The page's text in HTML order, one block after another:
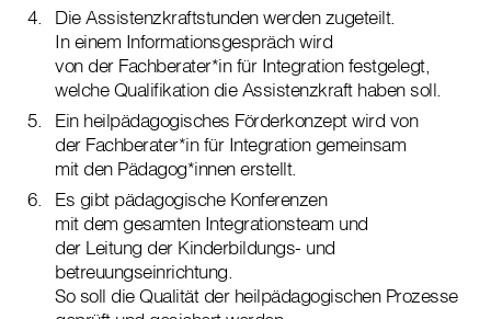
Die Assistenzkraftstunden werden zugeteilt.
In einem Informationsgespräch wird
von der Fachberater*in für Integration festgelegt,
welche Qualifikation die Assistenzkraft haben soll.
Ein heilpädagogisches Förderkonzept wird von
der Fachberater*in für Integration gemeinsam
mit den Pädagog*innen erstellt.
Es gibt pädagogische Konferenzen
mit dem gesamten Integrationsteam und
der Leitung der Kinderbildungs- und
betreuungseinrichtung.
So soll die Qualität der heilpädagogischen Prozesse